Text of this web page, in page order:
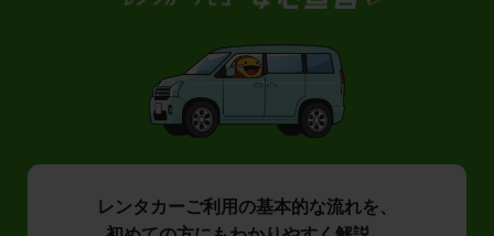
レンタカーご利用の基本的な流れを、